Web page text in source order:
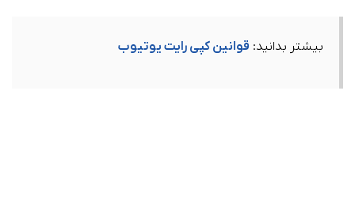
بیشتر بدانید: قوانین کپی رایت یوتیوب